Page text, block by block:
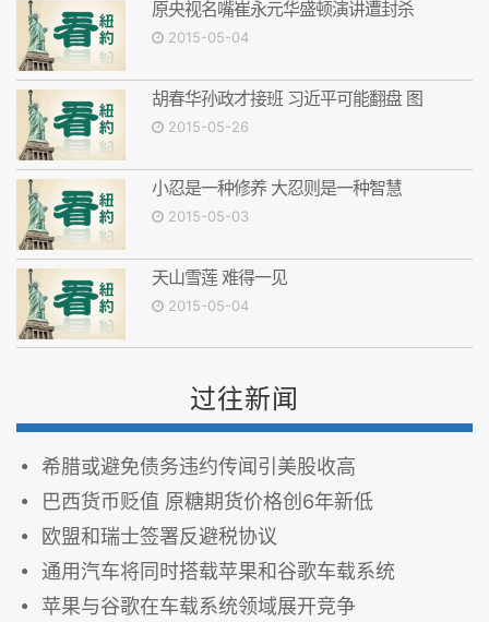
原央视名嘴崔永元华盛顿演讲遭封杀
2015-05-04
胡春华孙政才接班 习近平可能翻盘 图
2015-05-26
小忍是一种修养 大忍则是一种智慧
2015-05-03
天山雪莲 难得一见
2015-05-04
过往新闻
希腊或避免债务违约传闻引美股收高
巴西货币贬值 原糖期货价格创6年新低
欧盟和瑞士签署反避税协议
通用汽车将同时搭载苹果和谷歌车载系统
苹果与谷歌在车载系统领域展开竞争